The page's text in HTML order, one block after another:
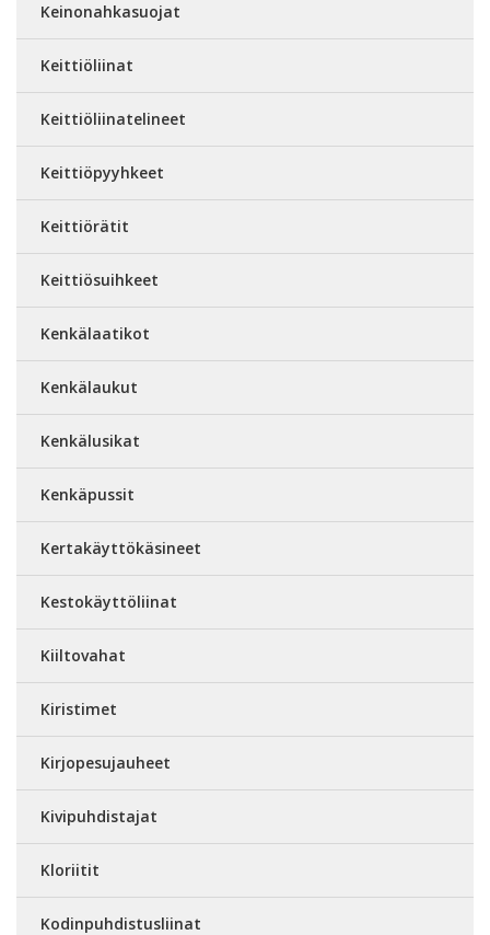
Keinonahkasuojat
Keittiöliinat
Keittiöliinatelineet
Keittiöpyyhkeet
Keittiörätit
Keittiösuihkeet
Kenkälaatikot
Kenkälaukut
Kenkälusikat
Kenkäpussit
Kertakäyttökäsineet
Kestokäyttöliinat
Kiiltovahat
Kiristimet
Kirjopesujauheet
Kivipuhdistajat
Kloriitit
Kodinpuhdistusliinat